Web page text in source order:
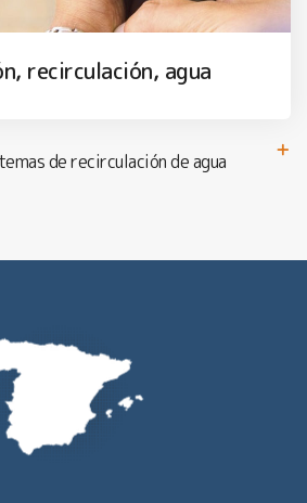
recirculación, agua
de recirculación de agua